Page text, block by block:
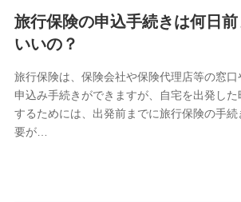
旅行保険の申込手続きは何日
いいの？
旅行保険は、保険会社や保険代理店等の窓
申込み手続きができますが、自宅を出発した
するためには、出発前までに旅行保険の手
要が…